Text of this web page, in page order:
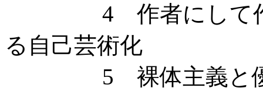
4 作者にして作品
る自己芸術化
5 裸体主義と優